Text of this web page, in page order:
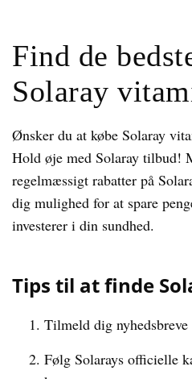
Find de
Solaray
Ønsker du at købe Solaray
Hold øje med Solaray tilbud!
regelmæssigt rabatter på
dig mulighed for at spare
investerer i din sundhed.
Tips til at finde
Tilmeld dig
Følg Solarays officielle